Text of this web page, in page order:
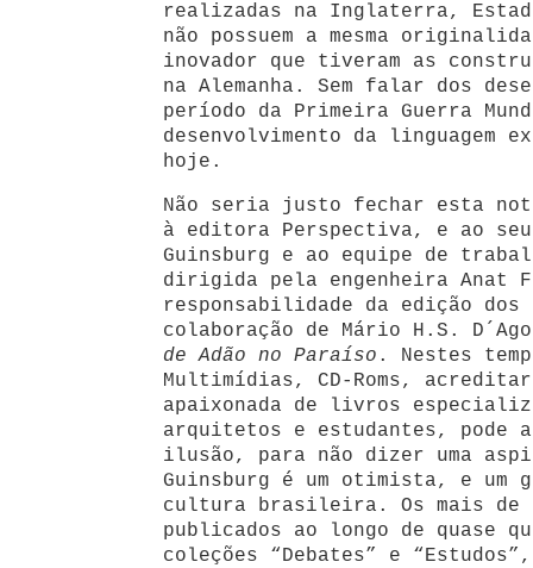
realizadas na Inglaterra,
não possuem a mesma
inovador que tiveram as
na Alemanha. Sem falar dos
período da Primeira Guerra
desenvolvimento da linguagem
hoje.
Não seria justo fechar esta
à editora Perspectiva, e ao
Guinsburg e ao equipe de
dirigida pela engenheira Anat
responsabilidade da edição
colaboração de Mário H.S.
de Adão no Paraíso . Nestes
Multimídias, CD-Roms,
apaixonada de livros
arquitetos e estudantes, pode
ilusão, para não dizer uma
Guinsburg é um otimista, e um
cultura brasileira. Os mais
publicados ao longo de quase
coleções “Debates” e